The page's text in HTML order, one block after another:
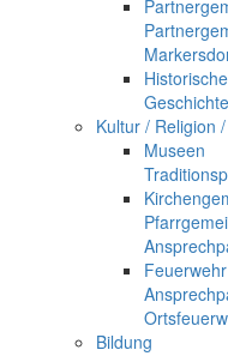
Kultur / Religion
Museen
Feuerwehr
Bildung